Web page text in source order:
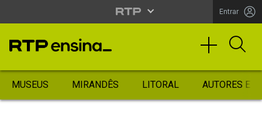
Entrar
MUSEUS MIRANDÊS LITORAL AUTORES